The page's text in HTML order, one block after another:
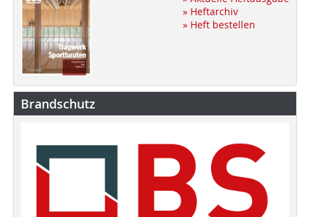
» Heftarchiv
» Heft bestellen
Brandschutz